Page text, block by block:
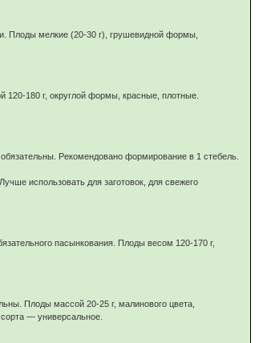
Плоды мелкие (20-30 г), грушевидной формы,
120-180 г, округлой формы, красные, плотные.
Рекомендовано формирование в 1 стебель.
использовать для заготовок, для свежего
пасынкования. Плоды весом 120-170 г,
Плоды массой 20-25 г, малинового цвета,
— универсальное.